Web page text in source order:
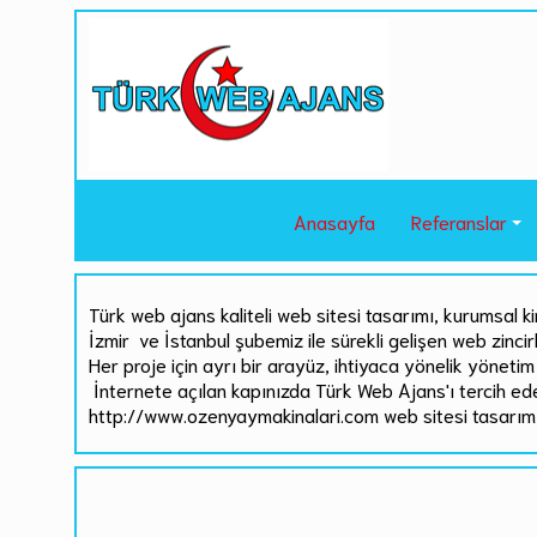
Anasayfa Referanslar
Türk web ajans kaliteli web sitesi tasarımı, kurumsal
İzmir ve İstanbul şubemiz ile sürekli gelişen web
Her proje için ayrı bir arayüz, ihtiyaca yönelik
İnternete açılan kapınızda Türk Web Ajans'ı tercih
http://www.ozenyaymakinalari.com web sitesi